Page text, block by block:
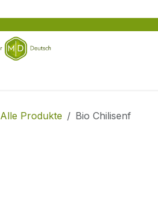
Alle Produkte Bio Chilisenf